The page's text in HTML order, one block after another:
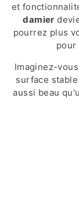
et
damier
pourrez plus
pour
Imaginez-
surface
aussi beau